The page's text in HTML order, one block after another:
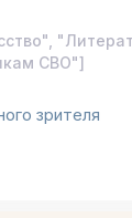
СВО"]
зрителя